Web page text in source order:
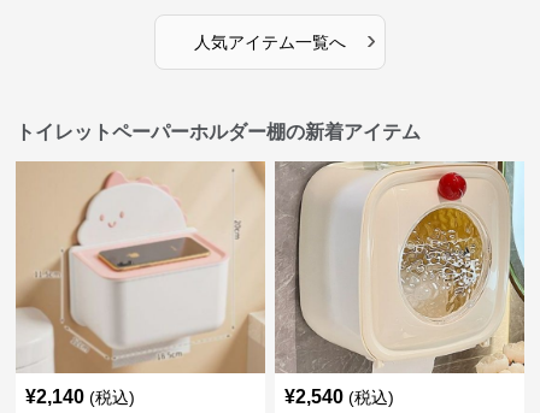
人気アイテム一覧へ ›
トイレットペーパーホルダー棚の新着アイテム
¥2,140 (税込) ¥2,540 (税込)